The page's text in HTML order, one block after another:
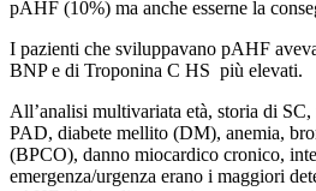
pAHF (10%) ma anche esserne la
I pazienti che sviluppavano pAHF
BNP e di Troponina C HS più elevati.
All’analisi multivariata età, storia di
PAD, diabete mellito (DM), anemia,
(BPCO), danno miocardico cronico,
emergenza/urgenza erano i maggiori